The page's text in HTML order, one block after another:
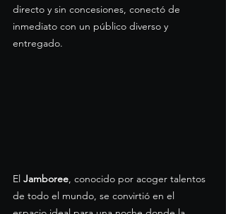
directo y sin concesiones, conectó de
inmediato con un público diverso y
entregado.
El Jamboree, conocido por acoger talentos
de todo el mundo, se convirtió en el